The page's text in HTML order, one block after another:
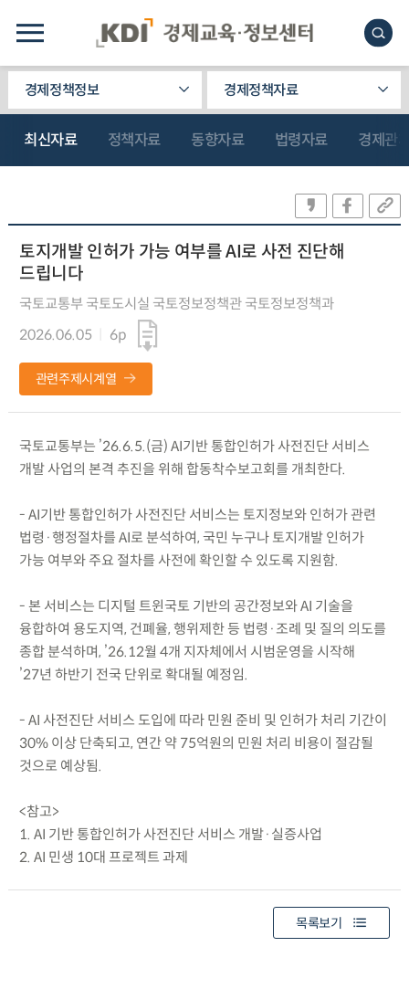
경제정책정보 경제정책자료
최신자료 정책자료 동향자료 법령자료 경제관
토지개발 인허가 가능 여부를 AI로 사전 진단해
드립니다
국토교통부 국토도시실 국토정보정책관 국토정보정책과
2026.06.05
6p
관련주제시계열
국토교통부는 ’26.6.5.(금) AI기반 통합인허가 사전진단 서비스
개발 사업의 본격 추진을 위해 합동착수보고회를 개최한다.
- AI기반 통합인허가 사전진단 서비스는 토지정보와 인허가 관련
법령·행정절차를 AI로 분석하여, 국민 누구나 토지개발 인허가
가능 여부와 주요 절차를 사전에 확인할 수 있도록 지원함.
- 본 서비스는 디지털 트윈국토 기반의 공간정보와 AI 기술을
융합하여 용도지역, 건폐율, 행위제한 등 법령·조례 및 질의 의도를
종합 분석하며, ’26.12월 4개 지자체에서 시범운영을 시작해
’27년 하반기 전국 단위로 확대될 예정임.
- AI 사전진단 서비스 도입에 따라 민원 준비 및 인허가 처리 기간이
30% 이상 단축되고, 연간 약 75억원의 민원 처리 비용이 절감될
것으로 예상됨.
<참고>
1. AI 기반 통합인허가 사전진단 서비스 개발·실증사업
2. AI 민생 10대 프로젝트 과제
목록보기